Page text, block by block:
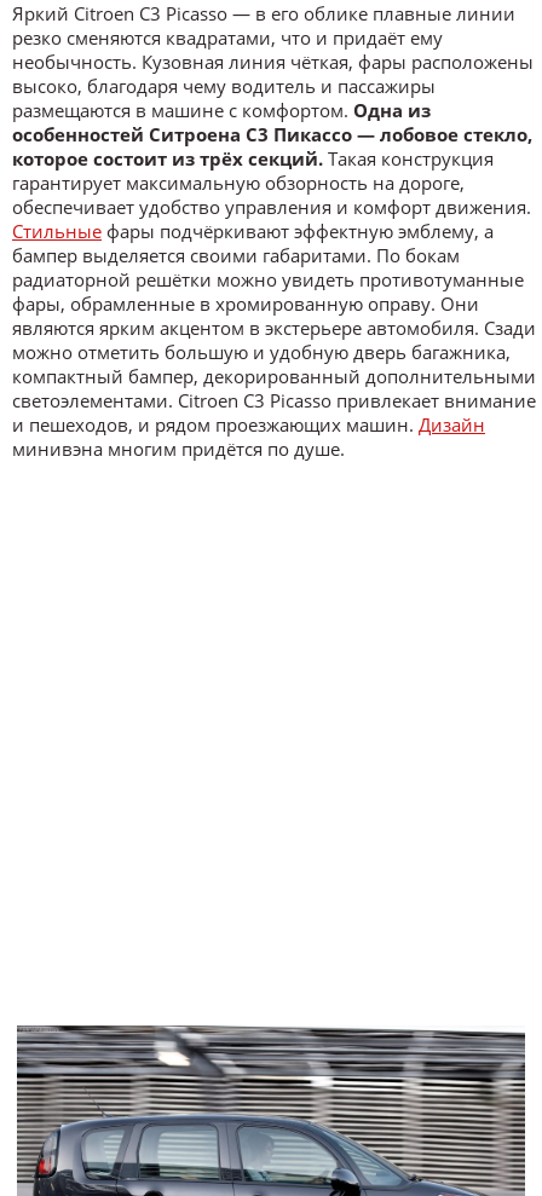
Яркий Citroen C3 Picasso — в его облике плавные линии
резко сменяются квадратами, что и придаёт ему
необычность. Кузовная линия чёткая, фары расположены
высоко, благодаря чему водитель и пассажиры
размещаются в машине с комфортом. Одна из
особенностей Ситроена C3 Пикассо — лобовое стекло,
которое состоит из трёх секций. Такая конструкция
гарантирует максимальную обзорность на дороге,
обеспечивает удобство управления и комфорт движения.
Стильные фары подчёркивают эффектную эмблему, а
бампер выделяется своими габаритами. По бокам
радиаторной решётки можно увидеть противотуманные
фары, обрамленные в хромированную оправу. Они
являются ярким акцентом в экстерьере автомобиля. Сзади
можно отметить большую и удобную дверь багажника,
компактный бампер, декорированный дополнительными
светоэлементами. Citroen C3 Picasso привлекает внимание
и пешеходов, и рядом проезжающих машин. Дизайн
минивэна многим придётся по душе.